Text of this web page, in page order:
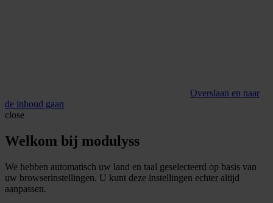
Overslaan en naar
de inhoud gaan
close
Welkom bij modulyss
We hebben automatisch uw land en taal geselecteerd op basis van
uw browserinstellingen. U kunt deze instellingen echter altijd
aanpassen.